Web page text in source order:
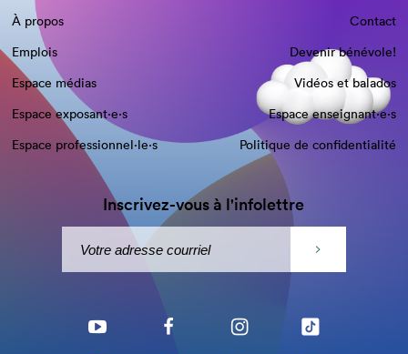
À propos
Contact
Emplois
Devenir bénévole!
Espace médias
Vidéos et balados
Espace exposant·e⋅s
Espace enseignant·e⋅s
Espace professionnel·le⋅s
Politique de confidentialité
Inscrivez-vous à l'infolettre